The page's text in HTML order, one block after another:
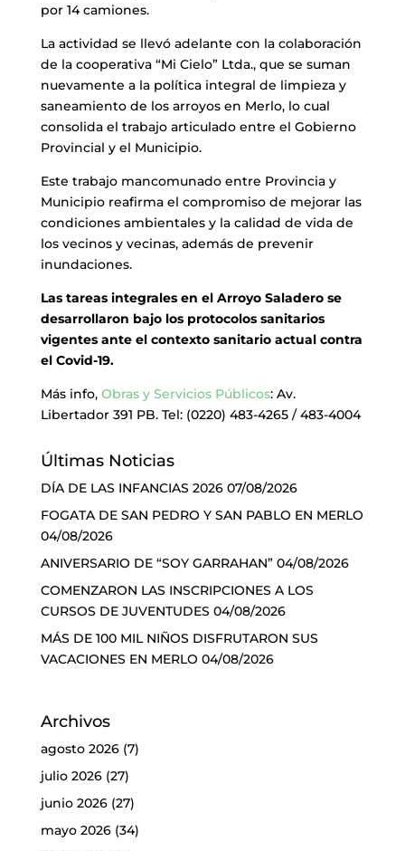
por 14 camiones.
La actividad se llevó adelante con la colaboración
de la cooperativa “Mi Cielo” Ltda., que se suman
nuevamente a la política integral de limpieza y
saneamiento de los arroyos en Merlo, lo cual
consolida el trabajo articulado entre el Gobierno
Provincial y el Municipio.
Este trabajo mancomunado entre Provincia y
Municipio reafirma el compromiso de mejorar las
condiciones ambientales y la calidad de vida de
los vecinos y vecinas, además de prevenir
inundaciones.
Las tareas integrales en el Arroyo Saladero se
desarrollaron bajo los protocolos sanitarios
vigentes ante el contexto sanitario actual contra
el Covid-19.
Más info, Obras y Servicios Públicos: Av.
Libertador 391 PB. Tel: (0220) 483-4265 / 483-4004
Últimas Noticias
DÍA DE LAS INFANCIAS 2026 07/08/2026
FOGATA DE SAN PEDRO Y SAN PABLO EN MERLO
04/08/2026
ANIVERSARIO DE “SOY GARRAHAN” 04/08/2026
COMENZARON LAS INSCRIPCIONES A LOS
CURSOS DE JUVENTUDES 04/08/2026
MÁS DE 100 MIL NIÑOS DISFRUTARON SUS
VACACIONES EN MERLO 04/08/2026
Archivos
agosto 2026(7)
julio 2026(27)
junio 2026(27)
mayo 2026(34)